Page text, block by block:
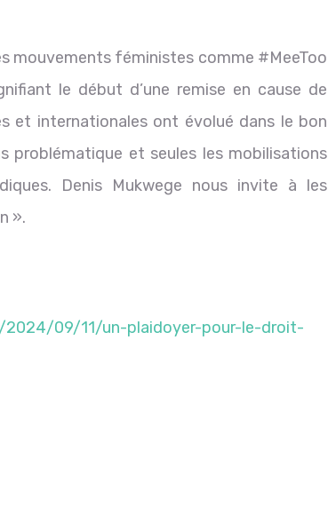
mouvements féministes comme #MeeToo
le début d’une remise en cause de
et internationales ont évolué dans le bon
problématique et seules les mobilisations
Denis Mukwege nous invite à les
».
2024/09/11/un-plaidoyer-pour-le-droit-